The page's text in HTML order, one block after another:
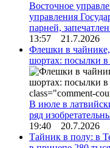
Восточное
управления
парней,
13:57 21.7.2026
Флешки в
шортах: посылки
В июле в
ряд
19:40 20.7.2026
Тайник в полу: в